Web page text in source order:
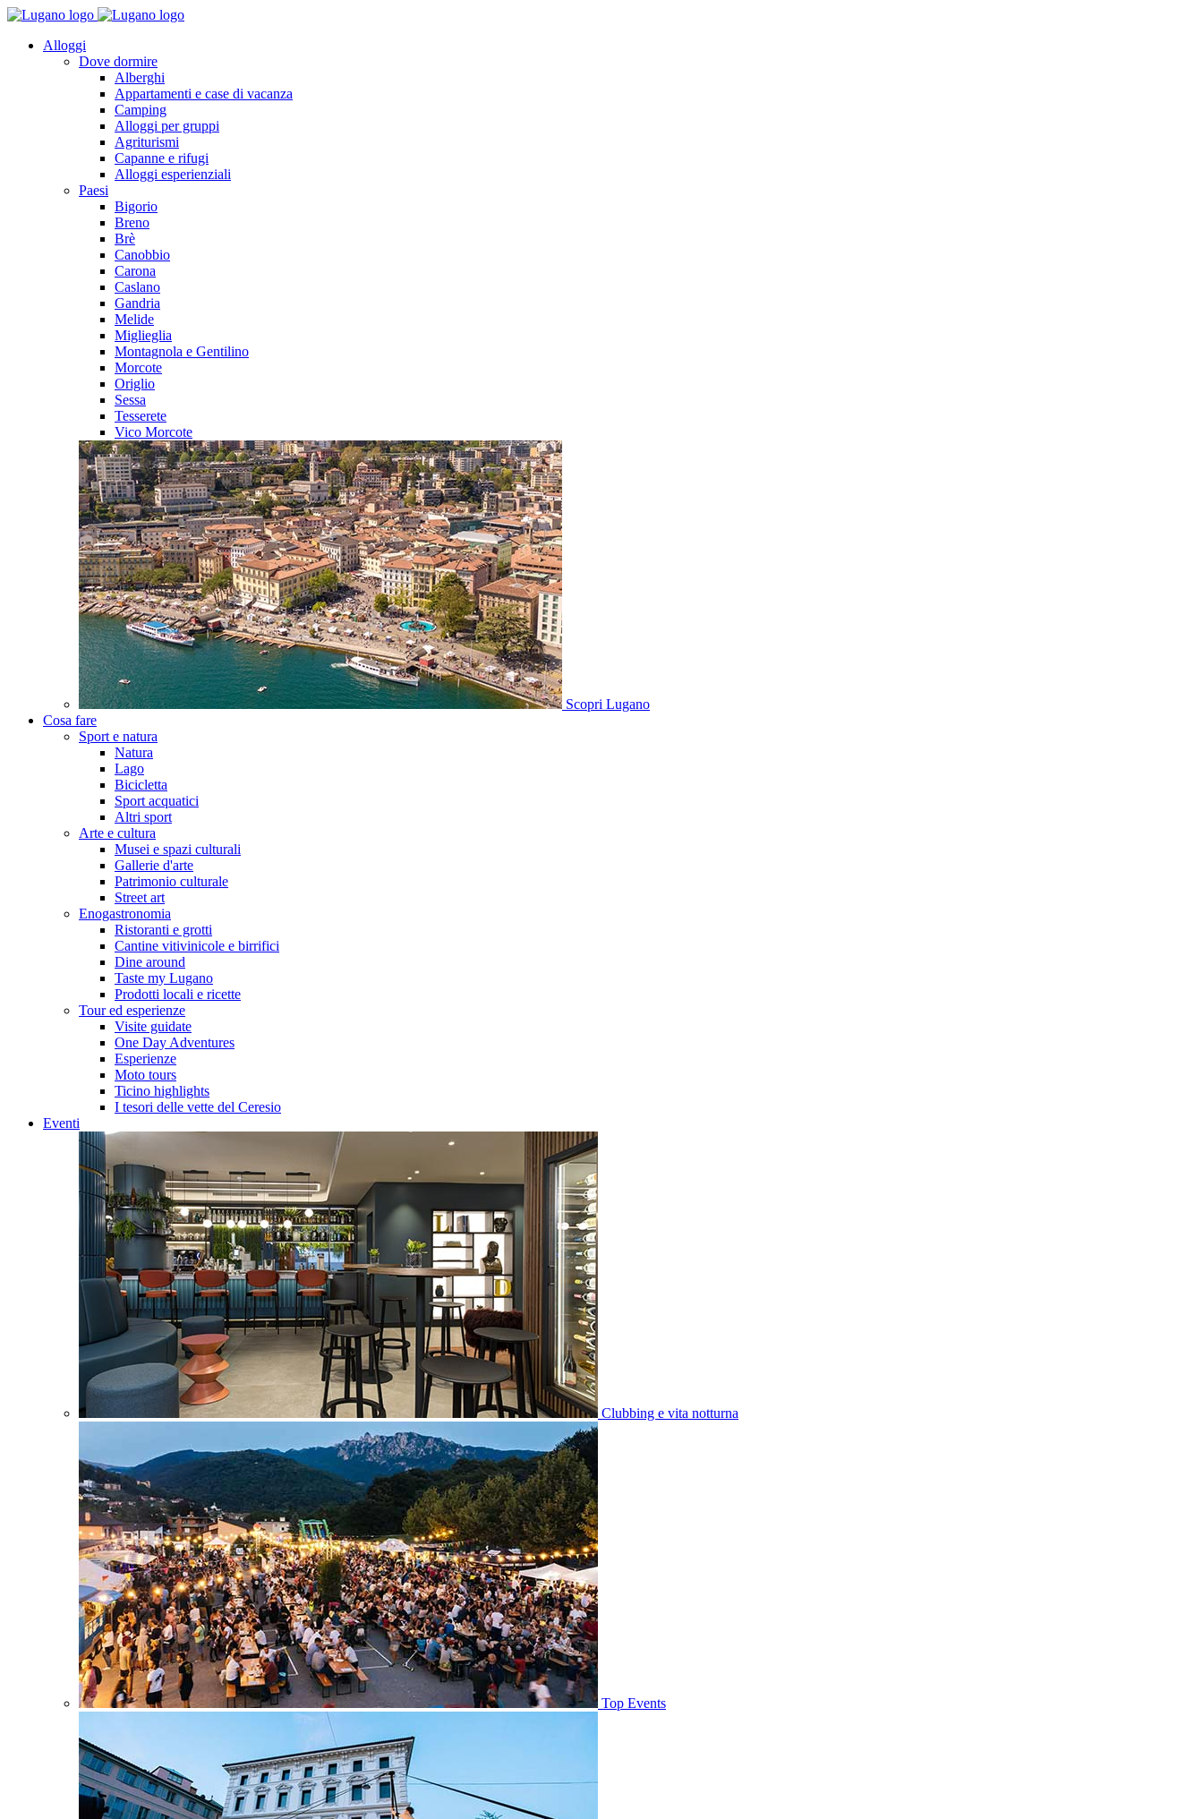
Alloggi
Dove dormire
Alberghi
Appartamenti e case di vacanza
Camping
Alloggi per gruppi
Agriturismi
Capanne e rifugi
Alloggi esperienziali
Paesi
Bigorio
Breno
Brè
Canobbio
Carona
Caslano
Gandria
Melide
Miglieglia
Montagnola e Gentilino
Morcote
Origlio
Sessa
Tesserete
Vico Morcote
Scopri Lugano
Cosa fare
Sport e natura
Natura
Lago
Bicicletta
Sport acquatici
Altri sport
Arte e cultura
Musei e spazi culturali
Gallerie d'arte
Patrimonio culturale
Street art
Enogastronomia
Ristoranti e grotti
Cantine vitivinicole e birrifici
Dine around
Taste my Lugano
Prodotti locali e ricette
Tour ed esperienze
Visite guidate
One Day Adventures
Esperienze
Moto tours
Ticino highlights
I tesori delle vette del Ceresio
Eventi
Clubbing e vita notturna
Top Events